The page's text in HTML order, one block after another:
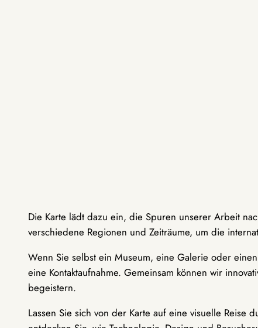
Die Karte lädt dazu ein, die Spuren unserer Arbeit
verschiedene Regionen und Zeiträume, um die
Wenn Sie selbst ein Museum, eine Galerie oder
eine Kontaktaufnahme. Gemeinsam können wir
begeistern.
Lassen Sie sich von der Karte auf eine visuelle